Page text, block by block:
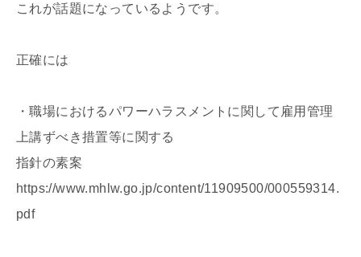
これが話題になっているようです。
正確には
・職場におけるパワーハラスメントに関して雇用管理
上講ずべき措置等に関する
指針の素案
https://www.mhlw.go.jp/content/11909500/000559314.
pdf